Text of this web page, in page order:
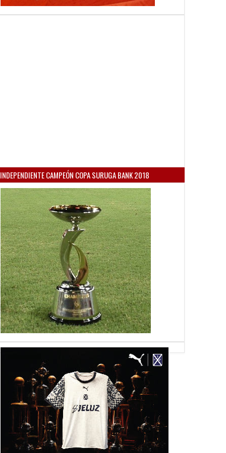
INDEPENDIENTE CAMPEÓN COPA SURUGA BANK 2018